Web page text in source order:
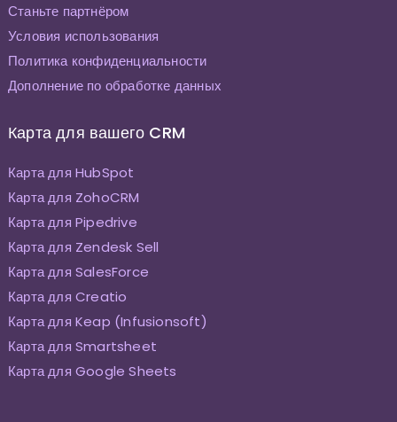
Станьте партнёром
Условия использования
Политика конфиденциальности
Дополнение по обработке данных
Карта для вашего CRM
Карта для HubSpot
Карта для ZohoCRM
Карта для Pipedrive
Карта для Zendesk Sell
Карта для SalesForce
Карта для Creatio
Карта для Keap (Infusionsoft)
Карта для Smartsheet
Карта для Google Sheets